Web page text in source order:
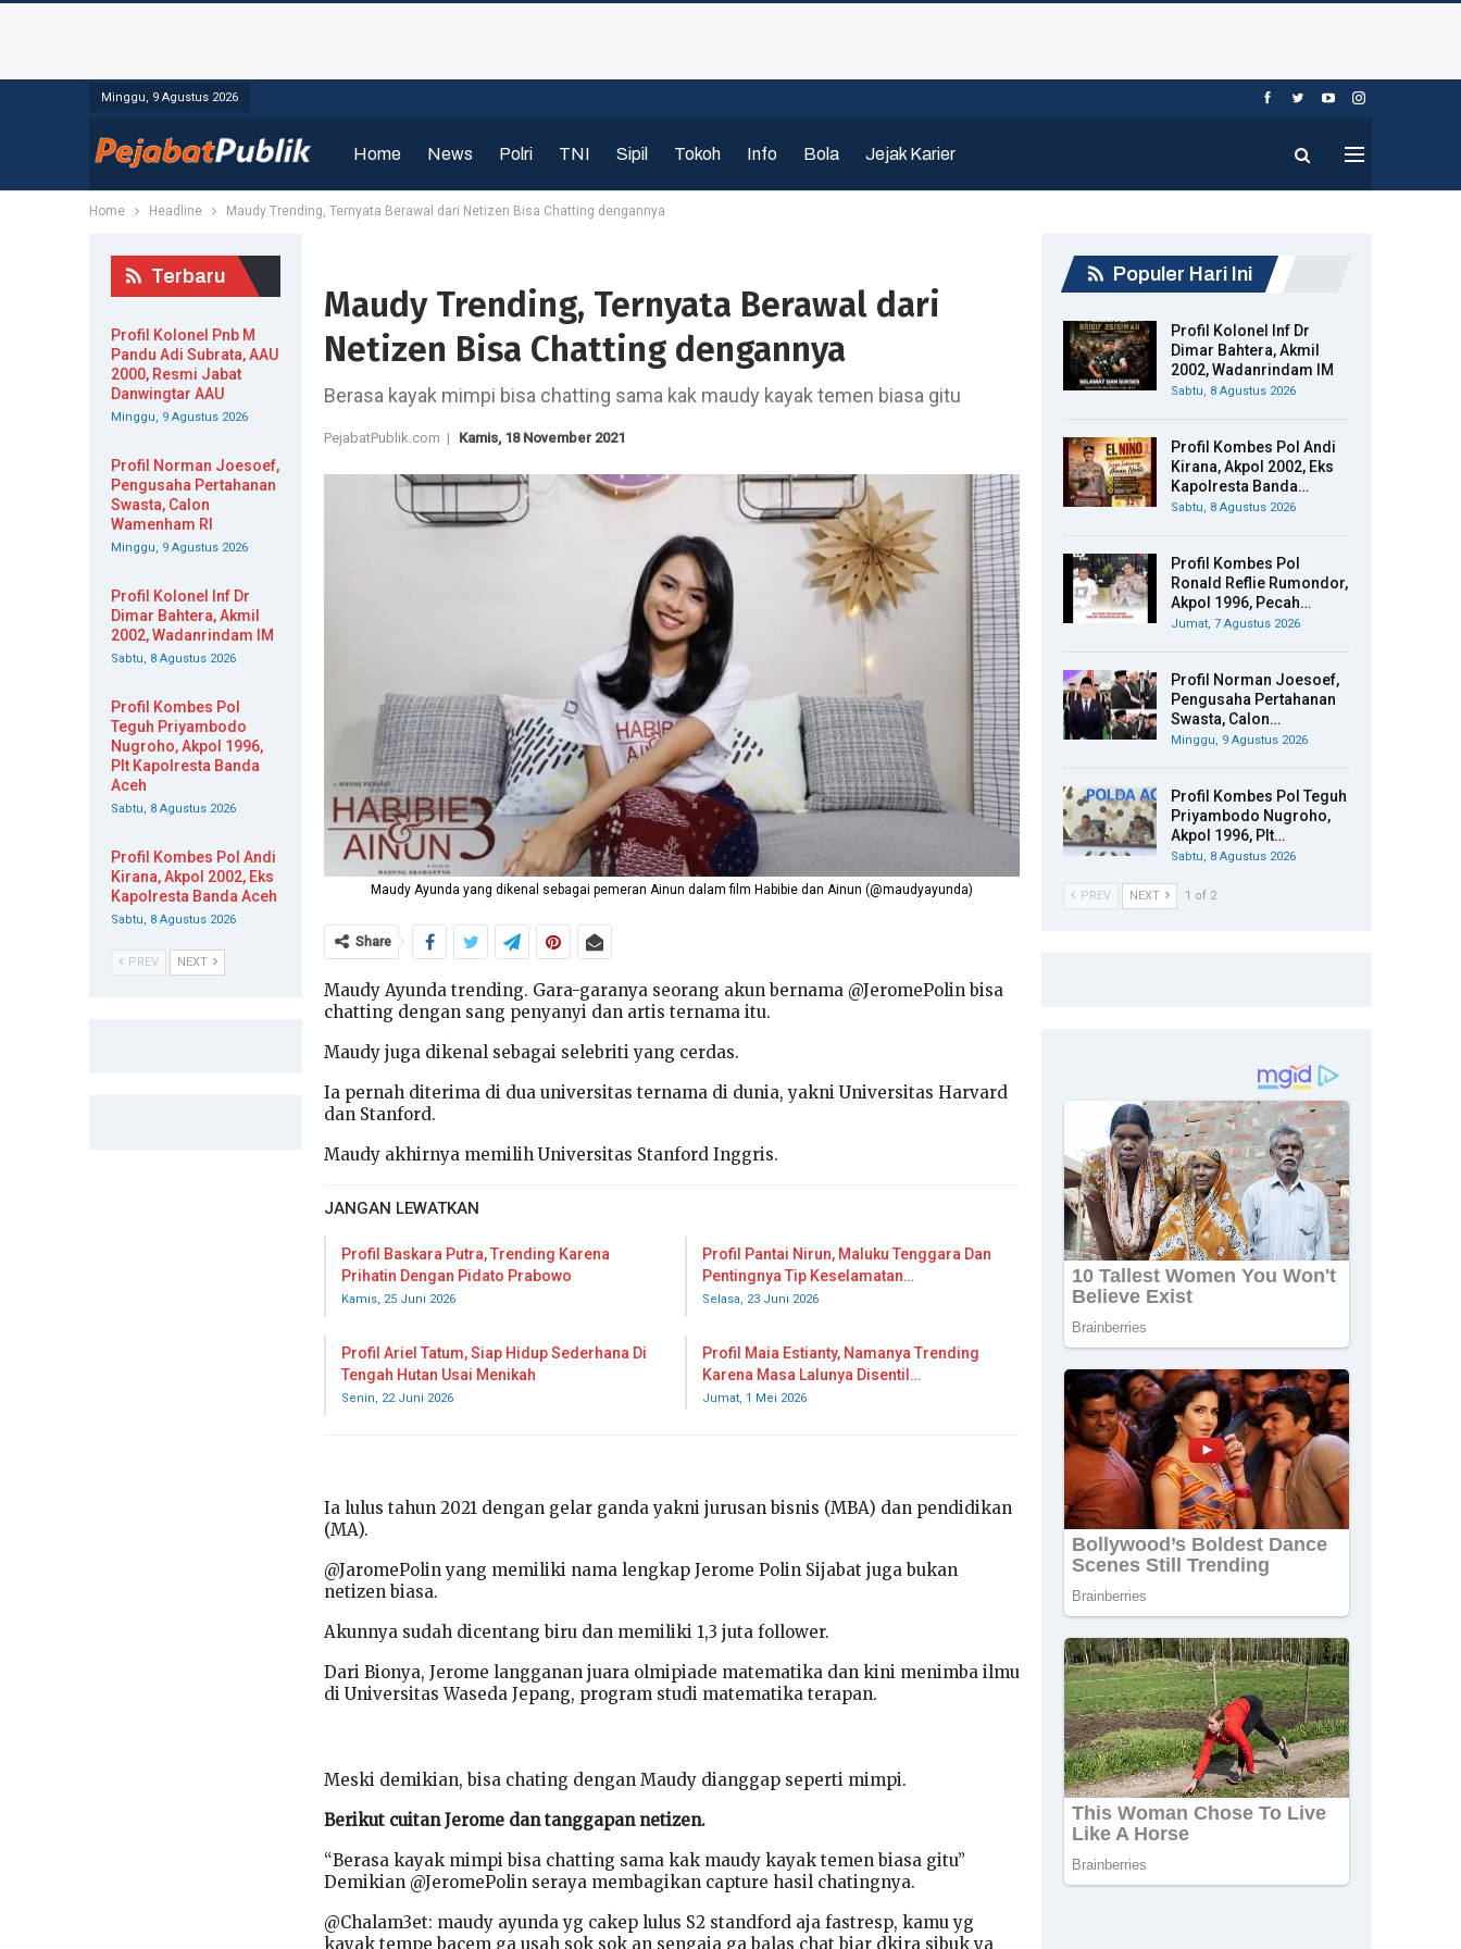
Minggu, 9 Agustus 2026
Home News Polri TNI Sipil Tokoh Info Bola Jejak Karier
Home Headline Maudy Trending, Ternyata Berawal dari Netizen Bisa Chatting dengannya
Maudy Trending, Ternyata Berawal dari
Netizen Bisa Chatting dengannya
Berasa kayak mimpi bisa chatting sama kak maudy kayak temen biasa gitu
PejabatPublik.com | Kamis, 18 November 2021
Maudy Ayunda yang dikenal sebagai pemeran Ainun dalam film Habibie dan Ainun (@maudyayunda)
Share
Maudy Ayunda trending. Gara-garanya seorang akun bernama @JeromePolin bisa
chatting dengan sang penyanyi dan artis ternama itu.
Maudy juga dikenal sebagai selebriti yang cerdas.
Ia pernah diterima di dua universitas ternama di dunia, yakni Universitas Harvard
dan Stanford.
Maudy akhirnya memilih Universitas Stanford Inggris.
JANGAN LEWATKAN
Profil Baskara Putra, Trending Karena
Prihatin Dengan Pidato Prabowo
Kamis, 25 Juni 2026
Profil Pantai Nirun, Maluku Tenggara Dan
Pentingnya Tip Keselamatan…
Selasa, 23 Juni 2026
Profil Ariel Tatum, Siap Hidup Sederhana Di
Tengah Hutan Usai Menikah
Senin, 22 Juni 2026
Profil Maia Estianty, Namanya Trending
Karena Masa Lalunya Disentil…
Jumat, 1 Mei 2026
Ia lulus tahun 2021 dengan gelar ganda yakni jurusan bisnis (MBA) dan pendidikan
(MA).
@JaromePolin yang memiliki nama lengkap Jerome Polin Sijabat juga bukan
netizen biasa.
Akunnya sudah dicentang biru dan memiliki 1,3 juta follower.
Dari Bionya, Jerome langganan juara olmipiade matematika dan kini menimba ilmu
di Universitas Waseda Jepang, program studi matematika terapan.
Meski demikian, bisa chating dengan Maudy dianggap seperti mimpi.
Berikut cuitan Jerome dan tanggapan netizen.
“Berasa kayak mimpi bisa chatting sama kak maudy kayak temen biasa gitu”
Demikian @JeromePolin seraya membagikan capture hasil chatingnya.
@Chalam3et: maudy ayunda yg cakep lulus S2 standford aja fastresp, kamu yg
kayak tempe bacem ga usah sok sok an sengaja ga balas chat biar dkira sibuk ya
Populer Hari Ini
Profil Kolonel Inf Dr
Dimar Bahtera, Akmil
2002, Wadanrindam IM
Sabtu, 8 Agustus 2026
Profil Kombes Pol Andi
Kirana, Akpol 2002, Eks
Kapolresta Banda…
Sabtu, 8 Agustus 2026
Profil Kombes Pol
Ronald Reflie Rumondor,
Akpol 1996, Pecah…
Jumat, 7 Agustus 2026
Profil Norman Joesoef,
Pengusaha Pertahanan
Swasta, Calon…
Minggu, 9 Agustus 2026
Profil Kombes Pol Teguh
Priyambodo Nugroho,
Akpol 1996, Plt…
Sabtu, 8 Agustus 2026
PREV NEXT 1 of 2
Terbaru
Profil Kolonel Pnb M
Pandu Adi Subrata, AAU
2000, Resmi Jabat
Danwingtar AAU
Minggu, 9 Agustus 2026
Profil Norman Joesoef,
Pengusaha Pertahanan
Swasta, Calon
Wamenham RI
Minggu, 9 Agustus 2026
Profil Kolonel Inf Dr
Dimar Bahtera, Akmil
2002, Wadanrindam IM
Sabtu, 8 Agustus 2026
Profil Kombes Pol
Teguh Priyambodo
Nugroho, Akpol 1996,
Plt Kapolresta Banda
Aceh
Sabtu, 8 Agustus 2026
Profil Kombes Pol Andi
Kirana, Akpol 2002, Eks
Kapolresta Banda Aceh
Sabtu, 8 Agustus 2026
PREV NEXT